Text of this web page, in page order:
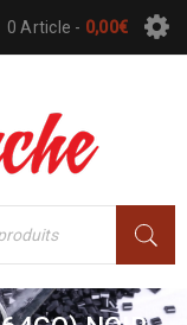
0 Article - 0,00€